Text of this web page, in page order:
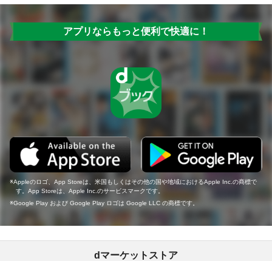
アプリならもっと便利で快適に！
Appleのロゴ、App Storeは、米国もしくはその他の国や地域におけるApple Inc.の商標で
す。App Storeは、Apple Inc.のサービスマークです。
Google Play および Google Play ロゴは Google LLC の商標です。
dマーケットストア